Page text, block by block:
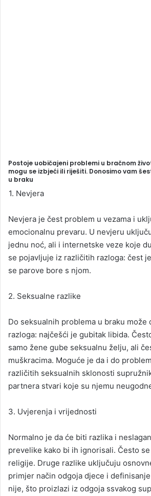
Postoje uobičajeni problemi u bračnom
mogu se izbjeći ili riješiti. Donosimo vam
u braku
1. Nevjera
Nevjera je čest problem u vezama i
emocionalnu prevaru. U nevjeru
jednu noć, ali i internetske veze koje
se pojavljuje iz različitih razloga: čest
se parove bore s njom.
2. Seksualne razlike
Do seksualnih problema u braku može
razloga: najčešći je gubitak libida.
samo žene gube seksualnu želju, ali
muškracima. Moguće je da i do
različitih seksualnih sklonosti
partnera stvari koje su njemu
3. Uvjerenja i vrijednosti
Normalno je da će biti razlika i
prevelike kako bi ih ignorisali. Često
religije. Druge razlike uključuju
primjer način odgoja djece i
nije, što proizlazi iz odgoja ssvakog